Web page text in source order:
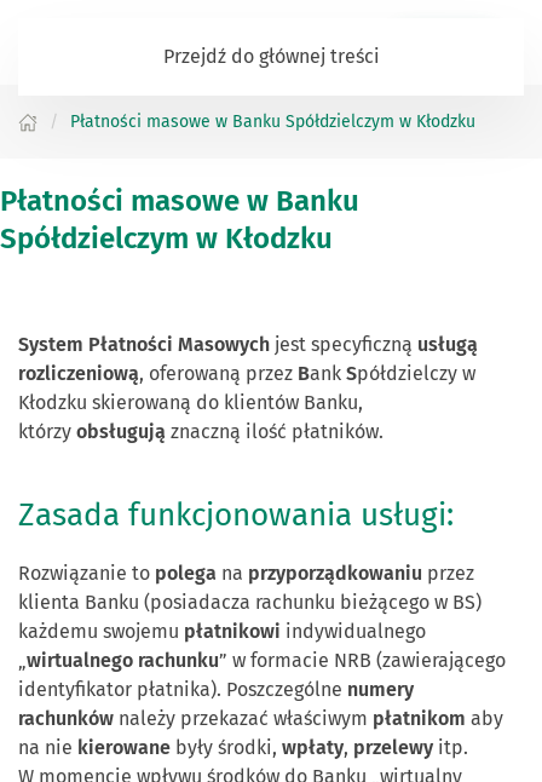
Przejdź do głównej treści
Płatności masowe w Banku Spółdzielczym w Kłodzku
Płatności masowe w Banku
Spółdzielczym w Kłodzku
System Płatności Masowych jest specyficzną usługą
rozliczeniową, oferowaną przez Bank Spółdzielczy w
Kłodzku skierowaną do klientów Banku,
którzy obsługują znaczną ilość płatników.
Zasada funkcjonowania usługi:
Rozwiązanie to polega na przyporządkowaniu przez
klienta Banku (posiadacza rachunku bieżącego w BS)
każdemu swojemu płatnikowi indywidualnego
„wirtualnego rachunku” w formacie NRB (zawierającego
identyfikator płatnika). Poszczególne numery
rachunków należy przekazać właściwym płatnikom aby
na nie kierowane były środki, wpłaty, przelewy itp.
W momencie wpływu środków do Banku „wirtualny